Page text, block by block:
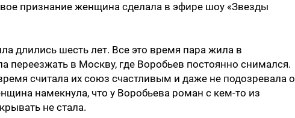
признание женщина сделала в эфире шоу «Звезды
длились шесть лет. Все это время пара жила в
переезжать в Москву, где Воробьев постоянно снимался.
считала их союз счастливым и даже не подозревала о
намекнула, что у Воробьева роман с кем-то из
не стала.